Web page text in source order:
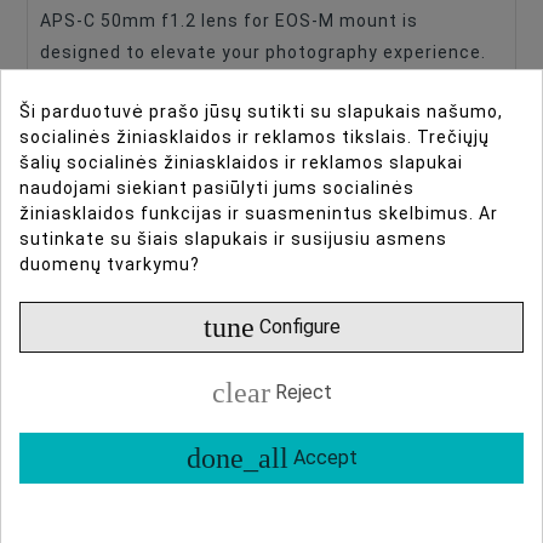
Lens Focus Length, Mm 50
Focus Type Manual Focus
Image Stabilization No
Lens Type Medium-Format
Filter Size 52mm
Maximum Aperture F/1.2
APS-C 50mm f1.2 lens for EOS-M mount is
designed to elevate your photography experience.
over your shots, allowing you to unleash your
creativity.
Main Features:
APS-C
Focus type: Manual Focus
Minimum Focus Distance: 0.5m
Angle of View: 32
Optical Design: 7 Elements in 5 Groups
Weight: Around 336g
Ši parduotuvė prašo jūsų sutikti su slapukais našumo,
socialinės žiniasklaidos ir reklamos tikslais. Trečiųjų
šalių socialinės žiniasklaidos ir reklamos slapukai
naudojami siekiant pasiūlyti jums socialinės
žiniasklaidos funkcijas ir suasmenintus skelbimus. Ar
sutinkate su šiais slapukais ir susijusiu asmens
duomenų tvarkymu?
tune Configure
clear Reject
done_all Accept